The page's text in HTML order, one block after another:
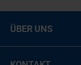
ÜBER UNS